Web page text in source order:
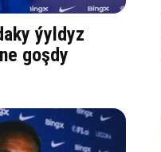
ýyldyz
goşdy